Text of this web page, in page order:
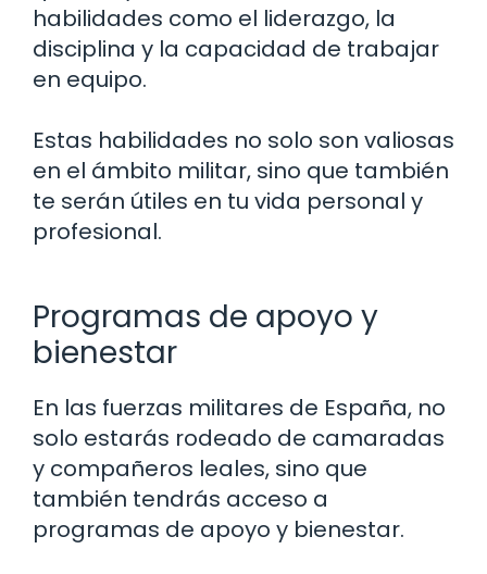
habilidades como el liderazgo, la
disciplina y la capacidad de trabajar
en equipo.
Estas habilidades no solo son valiosas
en el ámbito militar, sino que también
te serán útiles en tu vida personal y
profesional.
Programas de apoyo y
bienestar
En las fuerzas militares de España, no
solo estarás rodeado de camaradas
y compañeros leales, sino que
también tendrás acceso a
programas de apoyo y bienestar.